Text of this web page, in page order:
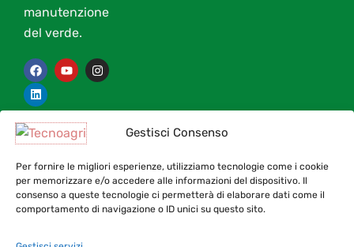
Gestisci Consenso
Per fornire le migliori esperienze, utilizziamo tecnologie come i cookie
per memorizzare e/o accedere alle informazioni del dispositivo. Il
consenso a queste tecnologie ci permetterà di elaborare dati come il
comportamento di navigazione o ID unici su questo sito.
manutenzione
del verde.
F
a
c
e
b
o
o
k
Y
o
u
u
b
e
I
n
s
a
L
i
n
k
e
d
i
n
In ottemperanza agli obblighi previsti dalla legge 124/2017 e dal DL
contenuti nel Registro nazionale degli aiuti di Stato di cui all’art. 52
della L. 234/2012 e consultabili sul sito dedicato inserendo come
chiave di ricerca nel campo CODICE FISCALE:01112910391